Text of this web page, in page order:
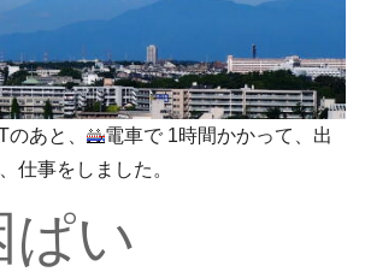
あと、
電車で 1時間かかって、出
仕事をしました。
ぱい